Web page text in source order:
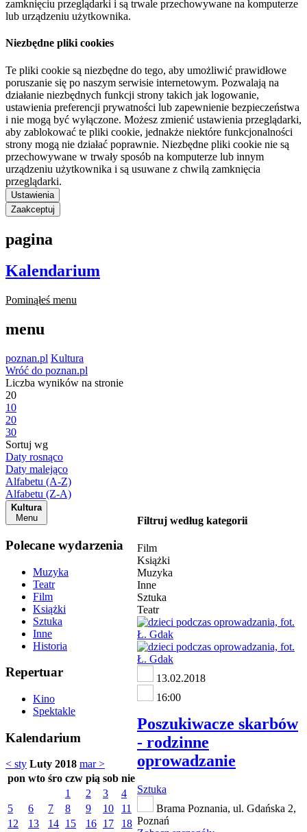
zamknięciu przeglądarki i są trwale przechowywane na komputerze
lub urządzeniu użytkownika.
Niezbędne pliki cookies
Te pliki cookie są niezbędne do tego, aby umożliwić prawidłowe
poruszanie się po naszym serwisie internetowym. Pozwalają na
działanie niezbędnych funkcji strony takich jak logowanie,
ustawienia preferencji prywatności lub zapewnienie bezpieczeństwa
i nie mogą być wyłączone. Możesz zmienić ustawienia przeglądarki,
aby zablokować te pliki cookie, jednakże niektóre funkcjonalności
strony mogą nie działać poprawnie. Niezbędne pliki cookie nie są
przechowywane w trwały sposób na komputerze lub innym
urządzeniu użytkownika i są usuwane z chwilą zamknięcia
przeglądarki.
Ustawienia
Zaakceptuj
pagina
Kalendarium
Pominąłeś menu
menu
poznan.pl Kultura
Wróć do poznan.pl
Liczba wyników na stronie
20
10
20
30
Sortuj wg
Daty rosnąco
Daty malejąco
Alfabetu (A-Z)
Alfabetu (Z-A)
Kultura
Menu
Polecane wydarzenia
Muzyka
Teatr
Film
Książki
Sztuka
Inne
Historia
Repertuar
Kino
Spektakle
Kalendarium
< sty Luty 2018 mar >
pon wto śro czw pią sob nie
1
2 3
4
5
6 7 8 9 10
11
12
13 14 15 16 17
18
Filtruj według kategorii
Film
Książki
Muzyka
Inne
Sztuka
Teatr
13.02.2018
16:00
Poszukiwacze skarbów
- rodzinne
oprowadzanie
Sztuka
Brama Poznania, ul. Gdańska 2,
Poznań